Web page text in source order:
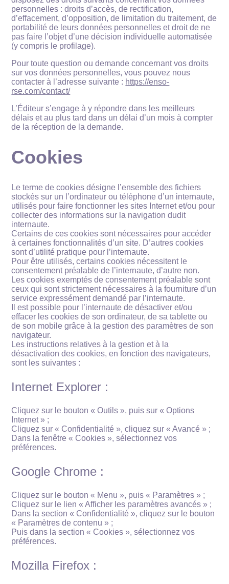
personnelles : droits d’accès, de rectification,
d’effacement, d’opposition, de limitation du traitement, de
portabilité de leurs données personnelles et droit de ne
pas faire l’objet d’une décision individuelle automatisée
(y compris le profilage).
Pour toute question ou demande concernant vos droits
sur vos données personnelles, vous pouvez nous
contacter à l’adresse suivante : https://enso-
rse.com/contact/
L’Éditeur s’engage à y répondre dans les meilleurs
délais et au plus tard dans un délai d’un mois à compter
de la réception de la demande.
Cookies
Le terme de cookies désigne l’ensemble des fichiers
stockés sur un l’ordinateur ou téléphone d’un internaute,
utilisés pour faire fonctionner les sites Internet et/ou pour
collecter des informations sur la navigation dudit
internaute.
Certains de ces cookies sont nécessaires pour accéder
à certaines fonctionnalités d’un site. D’autres cookies
sont d’utilité pratique pour l’internaute.
Pour être utilisés, certains cookies nécessitent le
consentement préalable de l’internaute, d’autre non.
Les cookies exemptés de consentement préalable sont
ceux qui sont strictement nécessaires à la fourniture d’un
service expressément demandé par l’internaute.
Il est possible pour l’internaute de désactiver et/ou
effacer les cookies de son ordinateur, de sa tablette ou
de son mobile grâce à la gestion des paramètres de son
navigateur.
Les instructions relatives à la gestion et à la
désactivation des cookies, en fonction des navigateurs,
sont les suivantes :
Internet Explorer :
Cliquez sur le bouton « Outils », puis sur « Options
Internet » ;
Cliquez sur « Confidentialité », cliquez sur « Avancé » ;
Dans la fenêtre « Cookies », sélectionnez vos
préférences.
Google Chrome :
Cliquez sur le bouton « Menu », puis « Paramètres » ;
Cliquez sur le lien « Afficher les paramètres avancés » ;
Dans la section « Confidentialité », cliquez sur le bouton
« Paramètres de contenu » ;
Puis dans la section « Cookies », sélectionnez vos
préférences.
Mozilla Firefox :